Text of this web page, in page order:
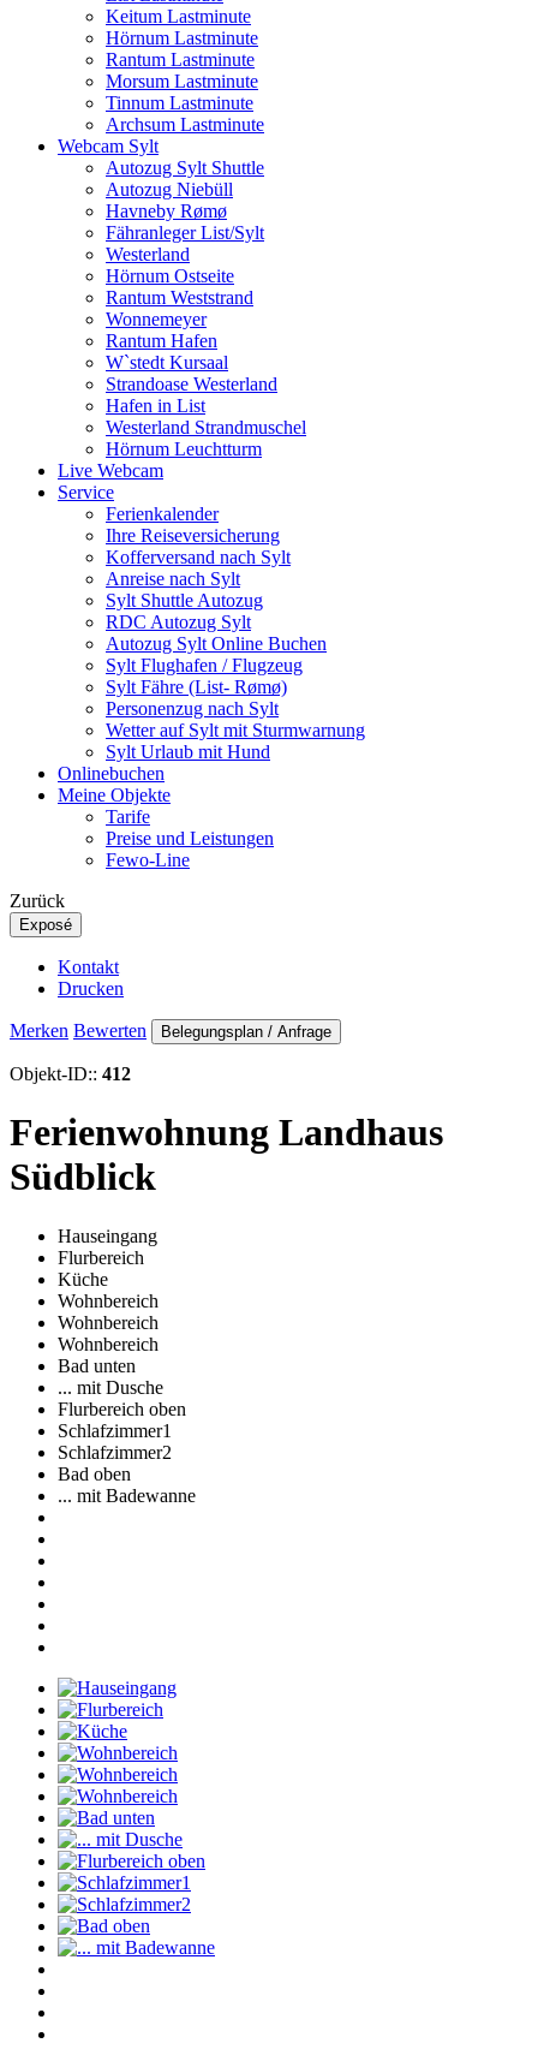
Keitum Lastminute
Hörnum Lastminute
Rantum Lastminute
Morsum Lastminute
Tinnum Lastminute
Archsum Lastminute
Webcam Sylt
Autozug Sylt Shuttle
Autozug Niebüll
Havneby Rømø
Fähranleger List/Sylt
Westerland
Hörnum Ostseite
Rantum Weststrand
Wonnemeyer
Rantum Hafen
W`stedt Kursaal
Strandoase Westerland
Hafen in List
Westerland Strandmuschel
Hörnum Leuchtturm
Live Webcam
Service
Ferienkalender
Ihre Reiseversicherung
Kofferversand nach Sylt
Anreise nach Sylt
Sylt Shuttle Autozug
RDC Autozug Sylt
Autozug Sylt Online Buchen
Sylt Flughafen / Flugzeug
Sylt Fähre (List- Rømø)
Personenzug nach Sylt
Wetter auf Sylt mit Sturmwarnung
Sylt Urlaub mit Hund
Onlinebuchen
Meine Objekte
Tarife
Preise und Leistungen
Fewo-Line
Zurück
Exposé
Kontakt
Drucken
Merken Bewerten Belegungsplan / Anfrage
Objekt-ID:: 412
Ferienwohnung Landhaus
Südblick
Hauseingang
Flurbereich
Küche
Wohnbereich
Wohnbereich
Wohnbereich
Bad unten
... mit Dusche
Flurbereich oben
Schlafzimmer1
Schlafzimmer2
Bad oben
... mit Badewanne